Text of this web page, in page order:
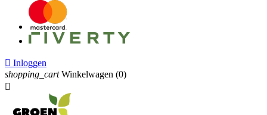
 Inloggen
shopping_cart Winkelwagen (0)
